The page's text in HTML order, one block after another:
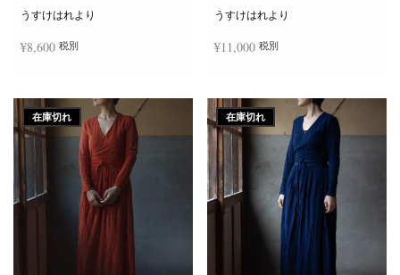
うすけはれより
¥8,600 税別
うすけはれより
¥11,000 税別
在庫切れ 在庫切れ